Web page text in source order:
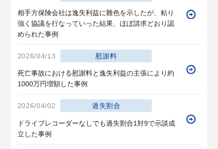
相手方保険会社は逸失利益に難色を示したが、粘り
強く協議を行なっていった結果、ほぼ請求どおり認
められた事例
慰謝料
2026/04/13
死亡事故における慰謝料と逸失利益の主張により約
1000万円増額した事例
過失割合
2026/04/02
ドライブレコーダーなしでも過失割合1対9で示談成
立した事例